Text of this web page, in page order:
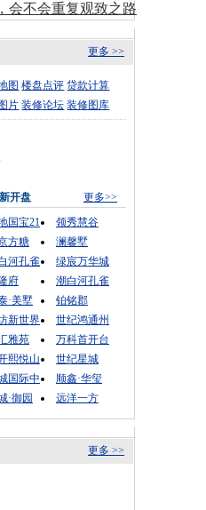
会不会重复观致之路
更多 >>
图 楼盘点评 贷款计算
片 装修论坛 装修图库
开盘
更多>>
国宝21
领秀慧谷
方糖
澜馨墅
河孔雀
绿宸万华城
府
潮白河孔雀
·美墅
铂铭郡
新世界
世纪鸿通州
雅苑
万科首开台
熙悦山
世纪星城
国际中
顺鑫·华玺
·御园
远洋一方
更多 >>